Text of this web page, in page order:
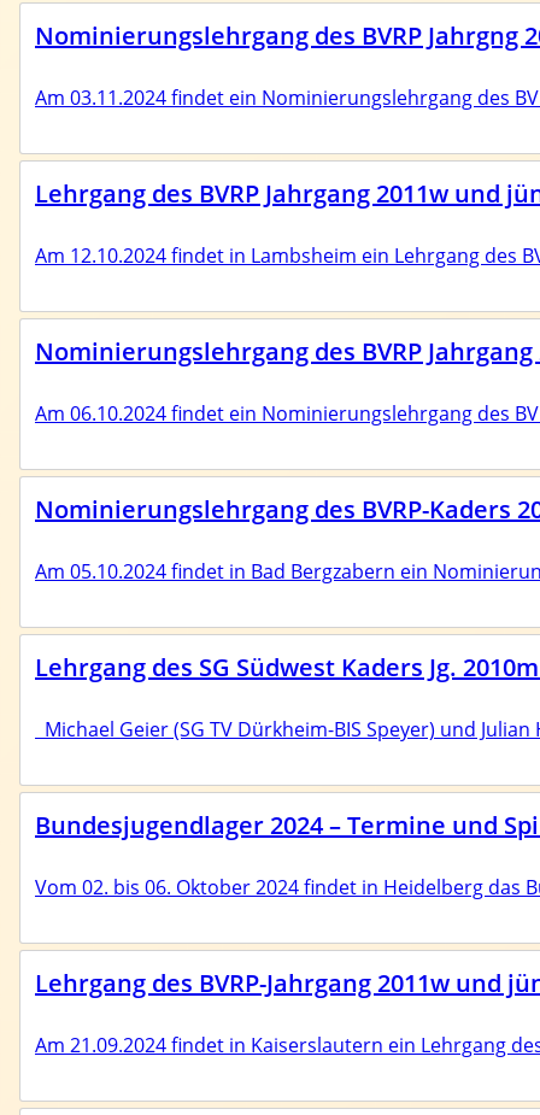
Nominierungslehrgang des BVRP Jahrgng
Am 03.11.2024 findet ein Nominierungslehrgang des
Lehrgang des BVRP Jahrgang 2011w und
Am 12.10.2024 findet in Lambsheim ein Lehrgang des
Nominierungslehrgang des BVRP
Am 06.10.2024 findet ein Nominierungslehrgang des
Nominierungslehrgang des BVRP-Kaders
Am 05.10.2024 findet in Bad Bergzabern ein
Lehrgang des SG Südwest Kaders Jg.
Michael Geier (SG TV Dürkheim-BIS Speyer) und
Bundesjugendlager 2024 – Termine und
Vom 02. bis 06. Oktober 2024 findet in Heidelberg das
Lehrgang des BVRP-Jahrgang 2011w und
Am 21.09.2024 findet in Kaiserslautern ein Lehrgang